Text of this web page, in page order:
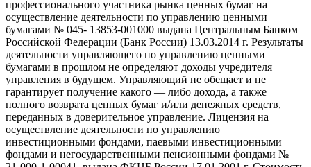
профессионального участника рынка ценных бумаг на
осуществление деятельности по управлению ценными
бумагами № 045- 13853-001000 выдана Центральным Банком
Российской Федерации (Банк России) 13.03.2014 г. Результаты
деятельности управляющего по управлению ценными
бумагами в прошлом не определяют доходы учредителя
управления в будущем. Управляющий не обещает и не
гарантирует получение какого — либо дохода, а также
полного возврата ценных бумаг и/или денежных средств,
переданных в доверительное управление. Лицензия на
осуществление деятельности по управлению
инвестиционными фондами, паевыми инвестиционными
фондами и негосударственными пенсионными фондами №